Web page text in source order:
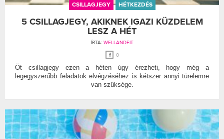
CSILLAGJEGY HÉTKEZDÉS
5 CSILLAGJEGY, AKIKNEK IGAZI KÜZDELEM
LESZ A HÉT
ÍRTA: WELLANDFIT
0
Öt csillagjegy ezen a héten úgy érezheti, hogy még a
legegyszerűbb feladatok elvégzéséhez is kétszer annyi türelemre
van szüksége.